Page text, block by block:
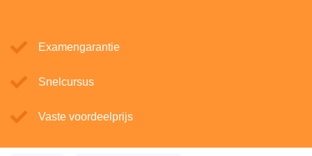
Examengarantie
Snelcursus
Vaste voordeelprijs